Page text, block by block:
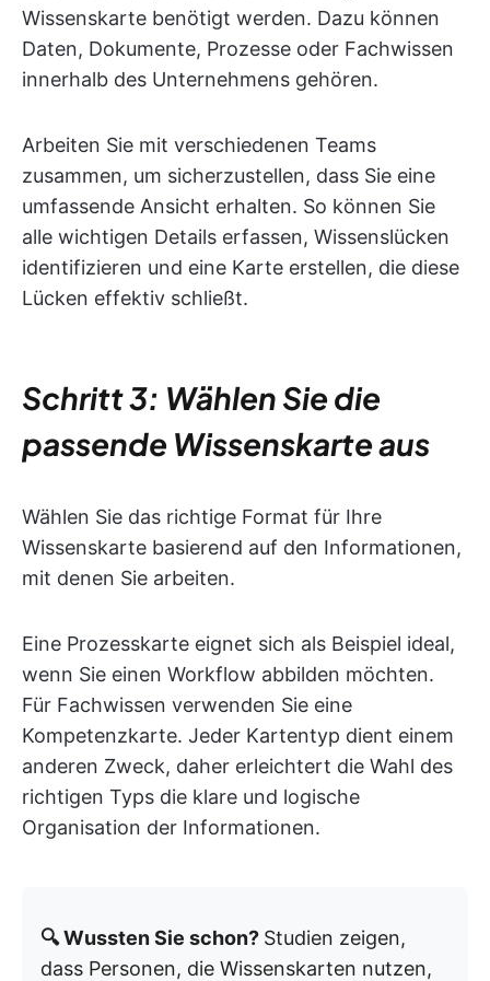
Wissenskarte benötigt werden. Dazu können
Daten, Dokumente, Prozesse oder Fachwissen
innerhalb des Unternehmens gehören.
Arbeiten Sie mit verschiedenen Teams
zusammen, um sicherzustellen, dass Sie eine
umfassende Ansicht erhalten. So können Sie
alle wichtigen Details erfassen, Wissenslücken
identifizieren und eine Karte erstellen, die diese
Lücken effektiv schließt.
Schritt 3: Wählen Sie die
passende Wissenskarte aus
Wählen Sie das richtige Format für Ihre
Wissenskarte basierend auf den Informationen,
mit denen Sie arbeiten.
Eine Prozesskarte eignet sich als Beispiel ideal,
wenn Sie einen Workflow abbilden möchten.
Für Fachwissen verwenden Sie eine
Kompetenzkarte. Jeder Kartentyp dient einem
anderen Zweck, daher erleichtert die Wahl des
richtigen Typs die klare und logische
Organisation der Informationen.
🔍 Wussten Sie schon? Studien zeigen,
dass Personen, die Wissenskarten nutzen,